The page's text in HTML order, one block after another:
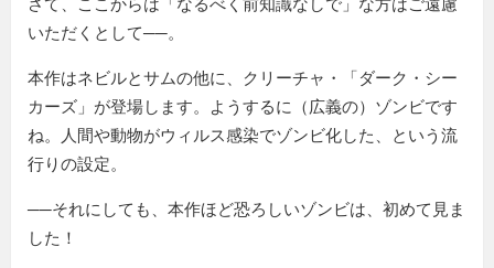
さて、ここからは「なるべく前知識なしで」な方はご遠慮
いただくとして──。
本作はネビルとサムの他に、クリーチャ・「ダーク・シー
カーズ」が登場します。ようするに（広義の）ゾンビです
ね。人間や動物がウィルス感染でゾンビ化した、という流
行りの設定。
──それにしても、本作ほど恐ろしいゾンビは、初めて見ま
した！